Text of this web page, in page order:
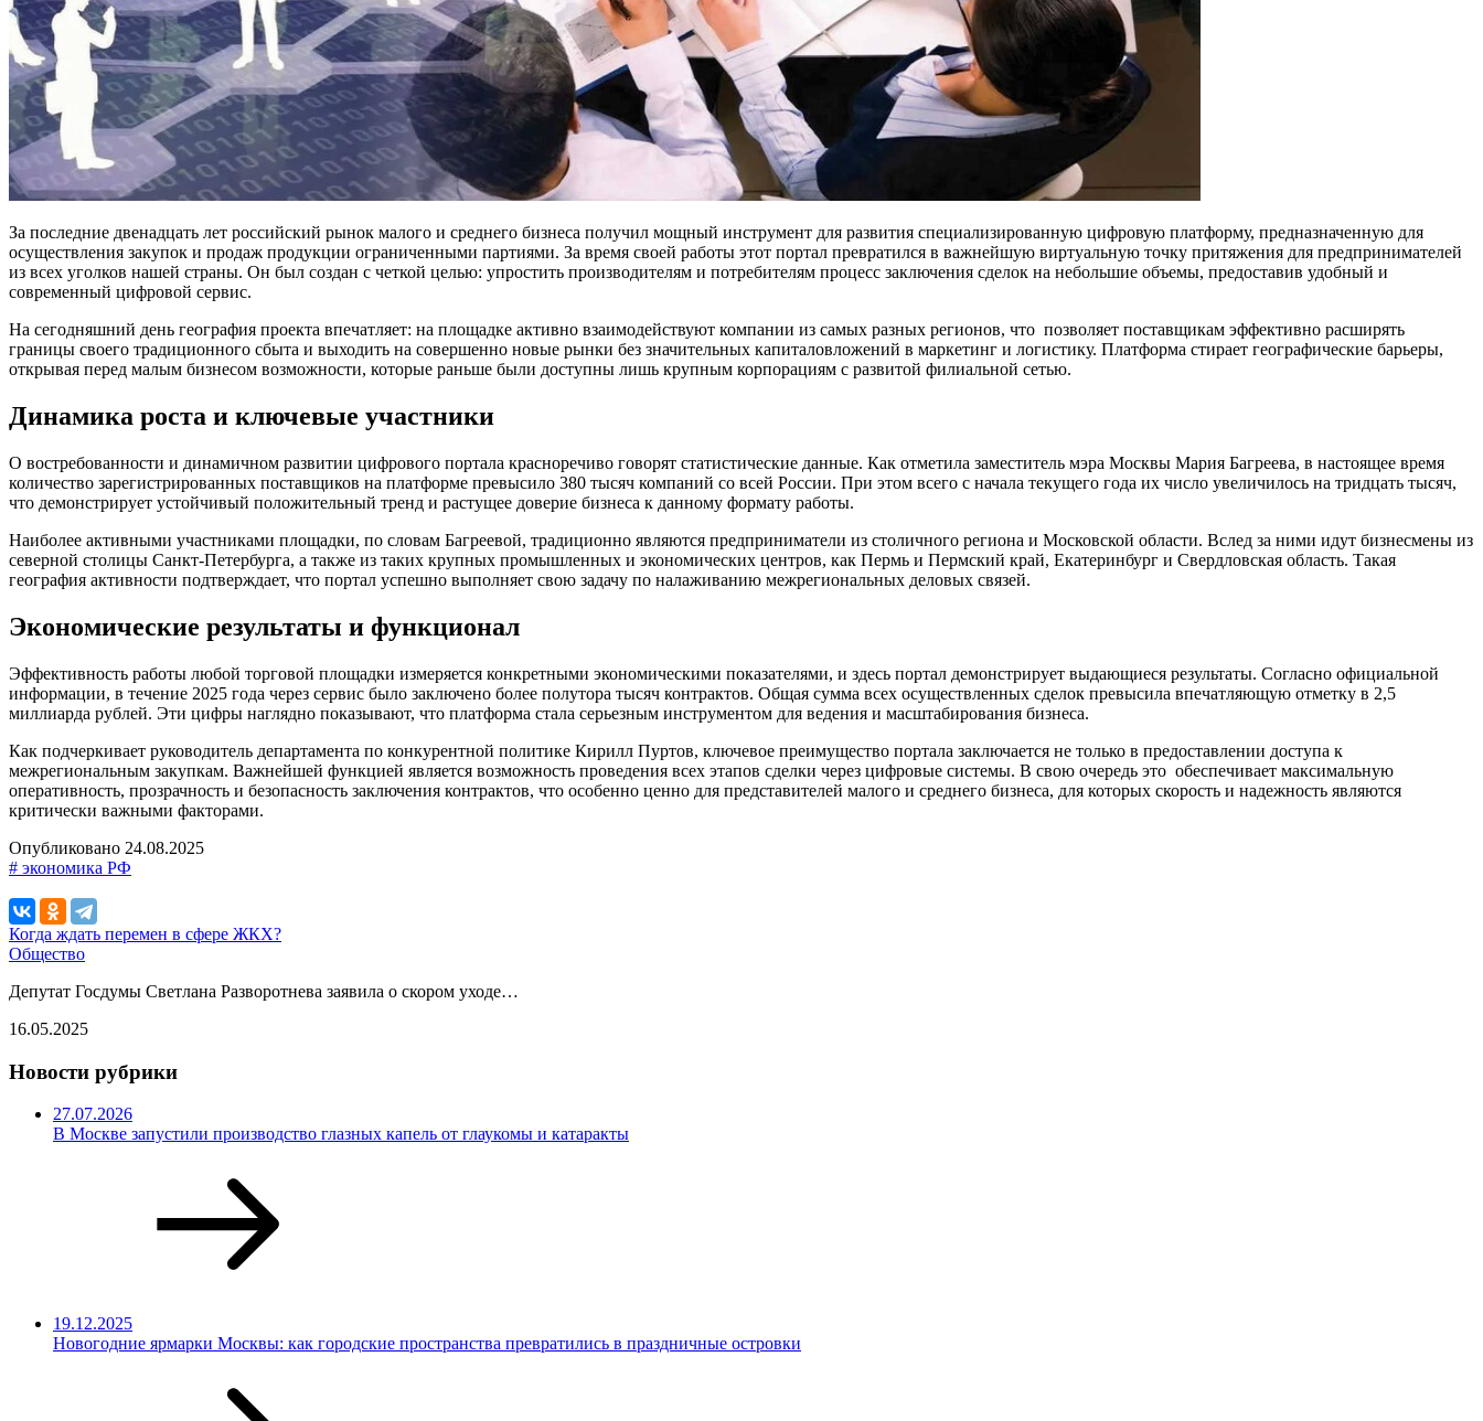
За последние двенадцать лет российский рынок малого и среднего бизнеса получил мощный инструмент для развития специализированную цифровую платформу, предназначенную для
осуществления закупок и продаж продукции ограниченными партиями. За время своей работы этот портал превратился в важнейшую виртуальную точку притяжения для предпринимателей
из всех уголков нашей страны. Он был создан с четкой целью: упростить производителям и потребителям процесс заключения сделок на небольшие объемы, предоставив удобный и
современный цифровой сервис.
На сегодняшний день география проекта впечатляет: на площадке активно взаимодействуют компании из самых разных регионов, что позволяет поставщикам эффективно расширять
границы своего традиционного сбыта и выходить на совершенно новые рынки без значительных капиталовложений в маркетинг и логистику. Платформа стирает географические барьеры,
открывая перед малым бизнесом возможности, которые раньше были доступны лишь крупным корпорациям с развитой филиальной сетью.
Динамика роста и ключевые участники
О востребованности и динамичном развитии цифрового портала красноречиво говорят статистические данные. Как отметила заместитель мэра Москвы Мария Багреева, в настоящее время
количество зарегистрированных поставщиков на платформе превысило 380 тысяч компаний со всей России. При этом всего с начала текущего года их число увеличилось на тридцать тысяч,
что демонстрирует устойчивый положительный тренд и растущее доверие бизнеса к данному формату работы.
Наиболее активными участниками площадки, по словам Багреевой, традиционно являются предприниматели из столичного региона и Московской области. Вслед за ними идут бизнесмены из
северной столицы Санкт-Петербурга, а также из таких крупных промышленных и экономических центров, как Пермь и Пермский край, Екатеринбург и Свердловская область. Такая
география активности подтверждает, что портал успешно выполняет свою задачу по налаживанию межрегиональных деловых связей.
Экономические результаты и функционал
Эффективность работы любой торговой площадки измеряется конкретными экономическими показателями, и здесь портал демонстрирует выдающиеся результаты. Согласно официальной
информации, в течение 2025 года через сервис было заключено более полутора тысяч контрактов. Общая сумма всех осуществленных сделок превысила впечатляющую отметку в 2,5
миллиарда рублей. Эти цифры наглядно показывают, что платформа стала серьезным инструментом для ведения и масштабирования бизнеса.
Как подчеркивает руководитель департамента по конкурентной политике Кирилл Пуртов, ключевое преимущество портала заключается не только в предоставлении доступа к
межрегиональным закупкам. Важнейшей функцией является возможность проведения всех этапов сделки через цифровые системы. В свою очередь это обеспечивает максимальную
оперативность, прозрачность и безопасность заключения контрактов, что особенно ценно для представителей малого и среднего бизнеса, для которых скорость и надежность являются
критически важными факторами.
Опубликовано 24.08.2025
# экономика РФ
Когда ждать перемен в сфере ЖКХ?
Общество
Депутат Госдумы Светлана Разворотнева заявила о скором уходе…
16.05.2025
Новости рубрики
27.07.2026
В Москве запустили производство глазных капель от глаукомы и катаракты
19.12.2025
Новогодние ярмарки Москвы: как городские пространства превратились в праздничные островки